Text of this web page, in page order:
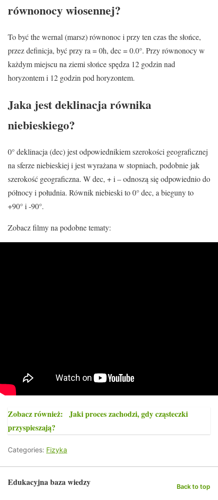
równonocy wiosennej?
To być the wernal (marsz) równonoc i przy ten czas the słońce,
przez definicja, być przy ra = 0h, dec = 0.0°. Przy równonocy w
każdym miejscu na ziemi słońce spędza 12 godzin nad
horyzontem i 12 godzin pod horyzontem.
Jaka jest deklinacja równika
niebieskiego?
0° deklinacja (dec) jest odpowiednikiem szerokości geograficznej
na sferze niebieskiej i jest wyrażana w stopniach, podobnie jak
szerokość geograficzna. W dec, + i – odnoszą się odpowiednio do
północy i południa. Równik niebieski to 0° dec, a bieguny to
+90° i -90°.
Zobacz filmy na podobne tematy:
Zobacz również:
Jaki proces zachodzi, gdy cząsteczki
przyspieszają?
Categories: Fizyka
Edukacyjna baza wiedzy Back to top